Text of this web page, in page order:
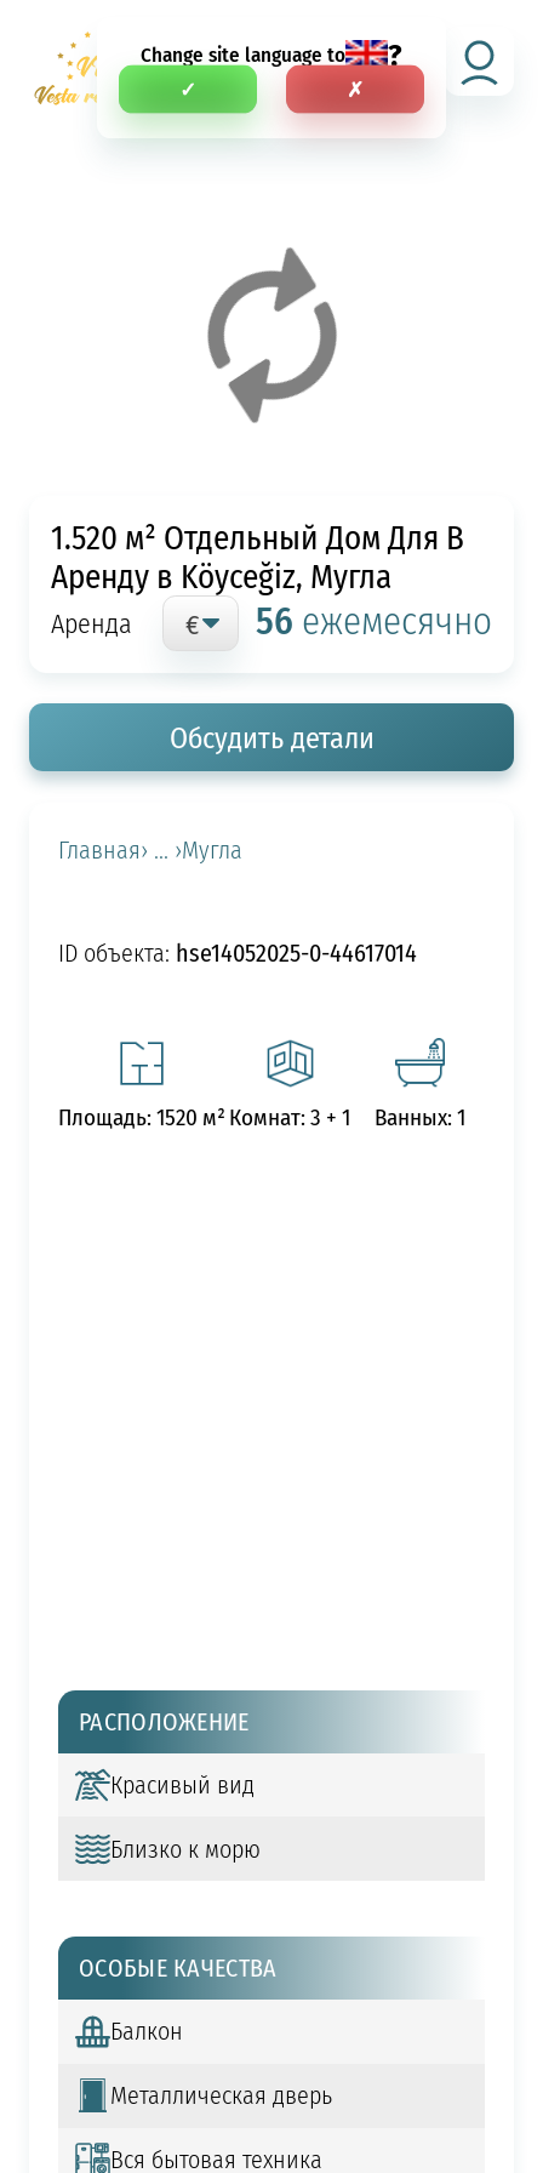
Change site language to ?
✓ ✗
RU
1.520 м² Отдельный Дом Для В
Аренду в Köyceğiz, Мугла
Аренда 56 ежемесячно
Обсудить детали
Главная› ... ›Мугла
ID объекта: hse14052025-0-44617014
Площадь: 1520 м²Комнат: 3 + 1 Ванных: 1
РАСПОЛОЖЕНИЕ
Красивый вид
Близко к морю
ОСОБЫЕ КАЧЕСТВА
Балкон
Металлическая дверь
Вся бытовая техника